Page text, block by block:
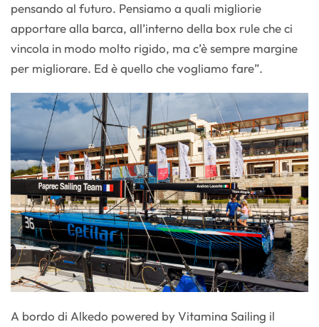
pensando al futuro. Pensiamo a quali migliorie
apportare alla barca, all’interno della box rule che ci
vincola in modo molto rigido, ma c’è sempre margine
per migliorare. Ed è quello che vogliamo fare”.
A bordo di Alkedo powered by Vitamina Sailing il